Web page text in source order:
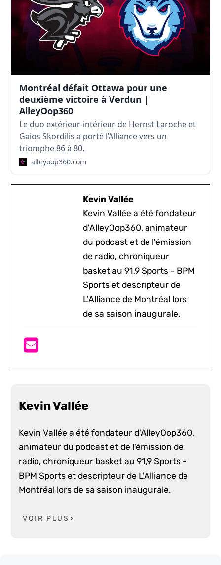
Montréal défait Ottawa pour une
deuxième victoire à Verdun |
AlleyOop360
Le duo extérieur-intérieur de Hernst Laroche et
Gaios Skordilis a porté l’Alliance vers un
triomphe 86 à 80.
alleyoop360.com
Kevin Vallée
Kevin Vallée a été fondateur
d'AlleyOop360, animateur
du podcast et de l'émission
de radio, chroniqueur
basket au 91,9 Sports - BPM
Sports et descripteur de
L'Alliance de Montréal lors
de sa saison inaugurale.
Kevin Vallée
Kevin Vallée a été fondateur d'AlleyOop360,
animateur du podcast et de l'émission de
radio, chroniqueur basket au 91,9 Sports -
BPM Sports et descripteur de L'Alliance de
Montréal lors de sa saison inaugurale.
VOIR PLUS